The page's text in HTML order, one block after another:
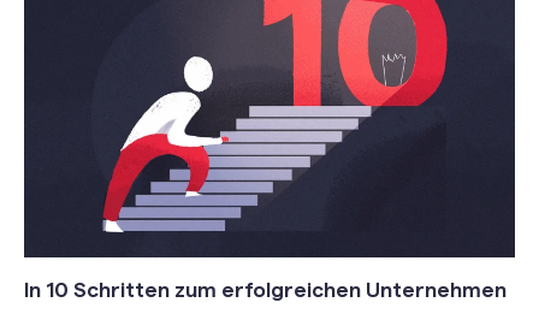
In 10 Schritten zum erfolgreichen Unternehmen